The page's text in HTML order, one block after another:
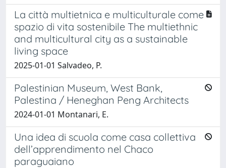
La città multietnica e multiculturale come
spazio di vita sostenibile The multiethnic
and multicultural city as a sustainable
living space
2025-01-01 Salvadeo, P.
Palestinian Museum, West Bank,
Palestina / Heneghan Peng Architects
2024-01-01 Montanari, E.
Una idea di scuola come casa collettiva
dell’apprendimento nel Chaco
paraguaiano